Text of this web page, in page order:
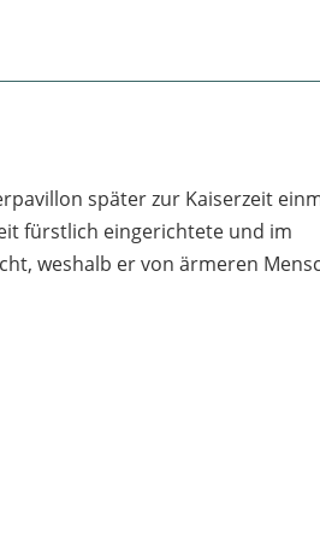
später zur Kaiserzeit
fürstlich eingerichtete und im
weshalb er von ärmeren